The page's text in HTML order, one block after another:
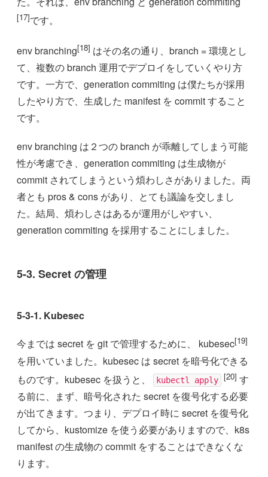
[17]です。
env branching[18] はその名の通り、branch = 環境とし
て、複数の branch 運用でデプロイをしていくやり方
です。一方で、generation commiting は僕たちが採用
したやり方で、生成した manifest を commit すること
です。
env branching は２つの branch が乖離してしまう可能
性が考慮でき、generation commiting は生成物が
commit されてしまうという煩わしさがありました。両
者とも pros & cons があり、とても議論を交しまし
た。結局、煩わしさはあるが運用がしやすい、
generation commiting を採用することにしました。
5-3. Secret の管理
5-3-1. Kubesec
今までは secret を git で管理するために、 kubesec[19]
を用いていました。kubesec は secret を暗号化できる
ものです。kubesec を扱うと、
kubectl apply [20] す
る前に、まず、暗号化された secret を復号化する必要
が出てきます。つまり、デプロイ時に secret を復号化
してから、kustomize を使う必要がありますので、k8s
manifest の生成物の commit をすることはできなくな
ります。